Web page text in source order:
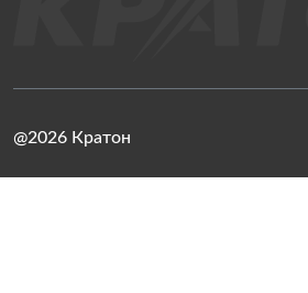
@2026 Кратон